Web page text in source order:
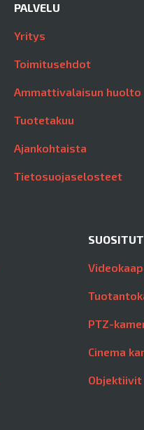
PALVELU
Yritys
Toimitusehdot
Ammattivalaisun huolto
Tuotetakuu
Ajankohtaista
Tietosuojaselosteet
PTZ-
Cinema
Objektiivit